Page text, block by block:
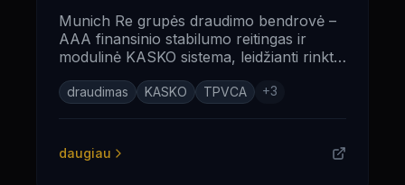
Munich Re grupės draudimo bendrovė –
AAA finansinio stabilumo reitingas ir
modulinė KASKO sistema, leidžianti rinktis
draudimas KASKO TPVCA +3
daugiau